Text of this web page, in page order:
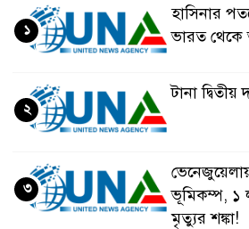
হাসিনার
ভারত থেকে
১
টানা
২
ভূমিকম্প, ১
মৃত্যুর শঙ্কা!
৩